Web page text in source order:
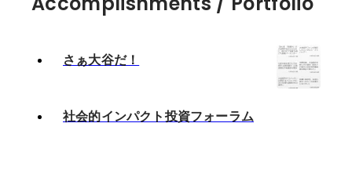
さぁ大谷だ！
社会的インパクト投資フォーラム